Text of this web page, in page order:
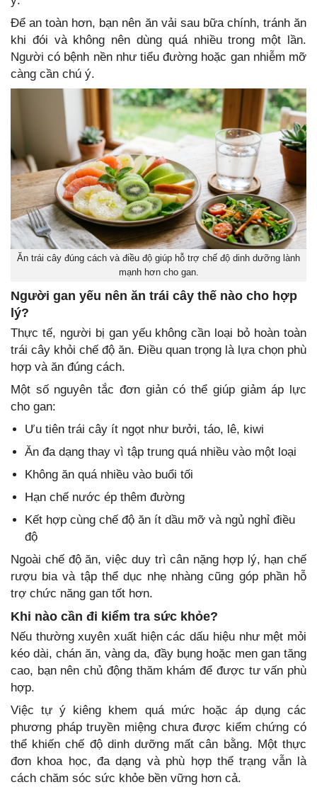
Để an toàn hơn, bạn nên ăn vải sau bữa chính, tránh ăn
khi đói và không nên dùng quá nhiều trong một lần.
Người có bệnh nền như tiểu đường hoặc gan nhiễm mỡ
càng cần chú ý.
Ăn trái cây đúng cách và điều độ giúp hỗ trợ chế độ dinh dưỡng lành
mạnh hơn cho gan.
Người gan yếu nên ăn trái cây thế nào cho hợp
lý?
Thực tế, người bị gan yếu không cần loại bỏ hoàn toàn
trái cây khỏi chế độ ăn. Điều quan trọng là lựa chọn phù
hợp và ăn đúng cách.
Một số nguyên tắc đơn giản có thể giúp giảm áp lực
cho gan:
Ưu tiên trái cây ít ngọt như bưởi, táo, lê, kiwi
Ăn đa dạng thay vì tập trung quá nhiều vào một loại
Không ăn quá nhiều vào buổi tối
Hạn chế nước ép thêm đường
Kết hợp cùng chế độ ăn ít dầu mỡ và ngủ nghỉ điều
độ
Ngoài chế độ ăn, việc duy trì cân nặng hợp lý, hạn chế
rượu bia và tập thể dục nhẹ nhàng cũng góp phần hỗ
trợ chức năng gan tốt hơn.
Khi nào cần đi kiểm tra sức khỏe?
Nếu thường xuyên xuất hiện các dấu hiệu như mệt mỏi
kéo dài, chán ăn, vàng da, đầy bụng hoặc men gan tăng
cao, bạn nên chủ động thăm khám để được tư vấn phù
hợp.
Việc tự ý kiêng khem quá mức hoặc áp dụng các
phương pháp truyền miệng chưa được kiểm chứng có
thể khiến chế độ dinh dưỡng mất cân bằng. Một thực
đơn khoa học, đa dạng và phù hợp thể trạng vẫn là
cách chăm sóc sức khỏe bền vững hơn cả.